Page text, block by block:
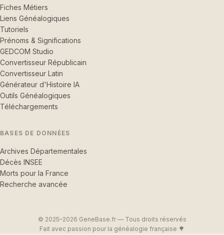
Fiches Métiers
Liens Généalogiques
Tutoriels
Prénoms & Significations
GEDCOM Studio
Convertisseur Républicain
Convertisseur Latin
Générateur d'Histoire IA
Outils Généalogiques
Téléchargements
BASES DE DONNÉES
Archives Départementales
Décès INSEE
Morts pour la France
Recherche avancée
© 2025–2026 GeneBase.fr — Tous droits réservés
Fait avec passion pour la généalogie française 🌳